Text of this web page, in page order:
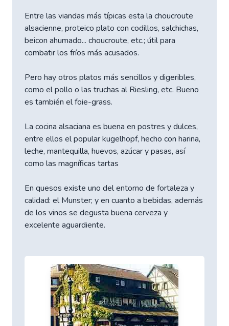
Entre las viandas más típicas esta la choucroute
alsacienne, proteico plato con codillos, salchichas,
beicon ahumado... choucroute, etc.; útil para
combatir los fríos más acusados.
Pero hay otros platos más sencillos y digeribles,
como el pollo o las truchas al Riesling, etc. Bueno
es también el foie-grass.
La cocina alsaciana es buena en postres y dulces,
entre ellos el popular kugelhopf, hecho con harina,
leche, mantequilla, huevos, azúcar y pasas, así
como las magníficas tartas
En quesos existe uno del entorno de fortaleza y
calidad: el Munster; y en cuanto a bebidas, además
de los vinos se degusta buena cerveza y
excelente aguardiente.